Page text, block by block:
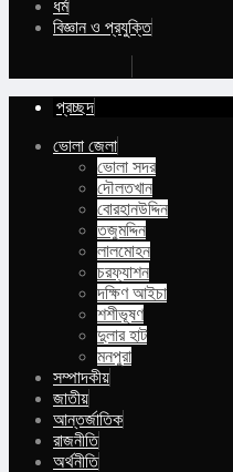
ধর্ম
বিজ্ঞান ও প্রযুক্তি
প্রচ্ছদ
ভোলা জেলা
ভোলা সদর
দৌলতখান
বোরহানউদ্দিন
তজুমদ্দিন
লালমোহন
চরফ্যাশন
দক্ষিণ আইচা
শশীভূষণ
দুলার হাট
মনপুরা
সম্পাদকীয়
জাতীয়
আন্তর্জাতিক
রাজনীতি
অর্থনীতি